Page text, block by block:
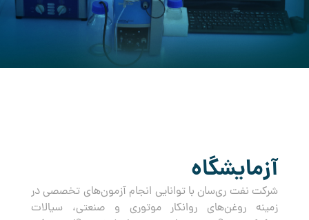
آزمایشگاه
شرکت نفت ری‌سان با توانایی انجام آزمون‌های تخصصی در
زمینه روغن‌های روانکار موتوری و صنعتی، سیالات